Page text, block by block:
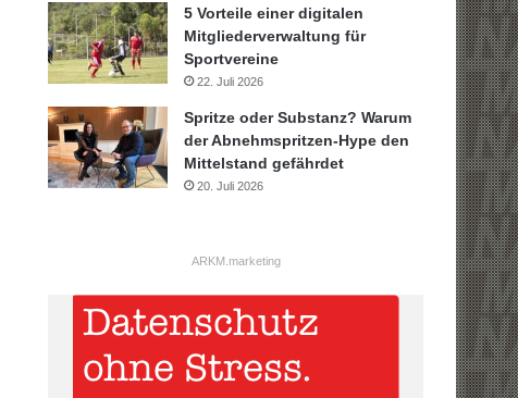
5 Vorteile einer digitalen
Mitgliederverwaltung für
Sportvereine
22. Juli 2026
Spritze oder Substanz? Warum
der Abnehmspritzen-Hype den
Mittelstand gefährdet
20. Juli 2026
ARKM.marketing